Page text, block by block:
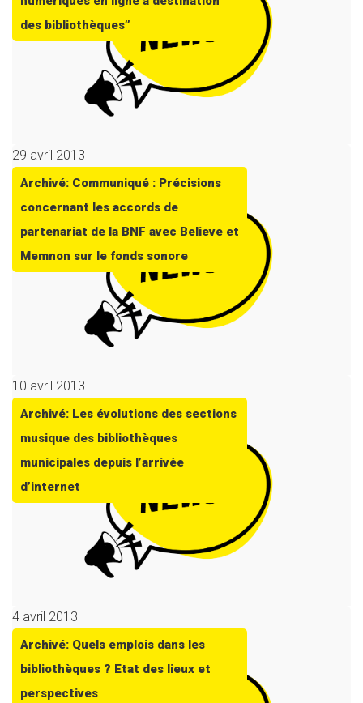
des bibliothèques”
29 avril 2013
Archivé: Communiqué : Précisions
concernant les accords de
partenariat de la BNF avec Believe et
Memnon sur le fonds sonore
10 avril 2013
Archivé: Les évolutions des sections
musique des bibliothèques
municipales depuis l’arrivée
d’internet
4 avril 2013
Archivé: Quels emplois dans les
bibliothèques ? Etat des lieux et
perspectives